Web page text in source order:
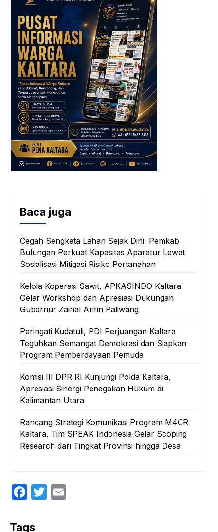
Baca juga
Cegah Sengketa Lahan Sejak Dini, Pemkab
Bulungan Perkuat Kapasitas Aparatur Lewat
Sosialisasi Mitigasi Risiko Pertanahan
Kelola Koperasi Sawit, APKASINDO Kaltara
Gelar Workshop dan Apresiasi Dukungan
Gubernur Zainal Arifin Paliwang
Peringati Kudatuli, PDI Perjuangan Kaltara
Teguhkan Semangat Demokrasi dan Siapkan
Program Pemberdayaan Pemuda
Komisi III DPR RI Kunjungi Polda Kaltara,
Apresiasi Sinergi Penegakan Hukum di
Kalimantan Utara
Rancang Strategi Komunikasi Program M4CR
Kaltara, Tim SPEAK Indonesia Gelar Scoping
Research dari Tingkat Provinsi hingga Desa
F
c
T
Tags